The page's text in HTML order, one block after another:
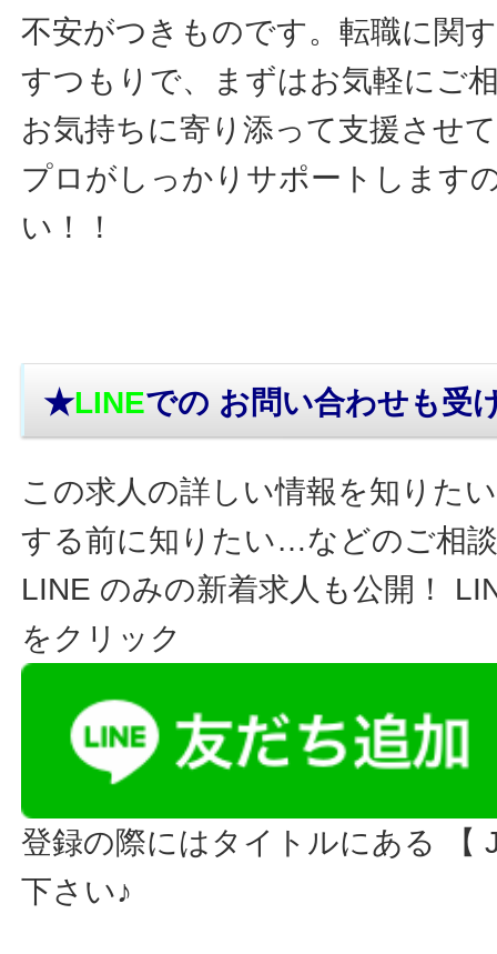
不安がつきものです。転職に関
すつもりで、まずはお気軽にご
お気持ちに寄り添って支援させ
プロがしっかりサポートします
い！！
★LINEでの お問い合わせも受
この求人の詳しい情報を知りた
する前に知りたい…などのご相
LINE のみの新着求人も公開！
をクリック
登録の際にはタイトルにある 【
下さい♪